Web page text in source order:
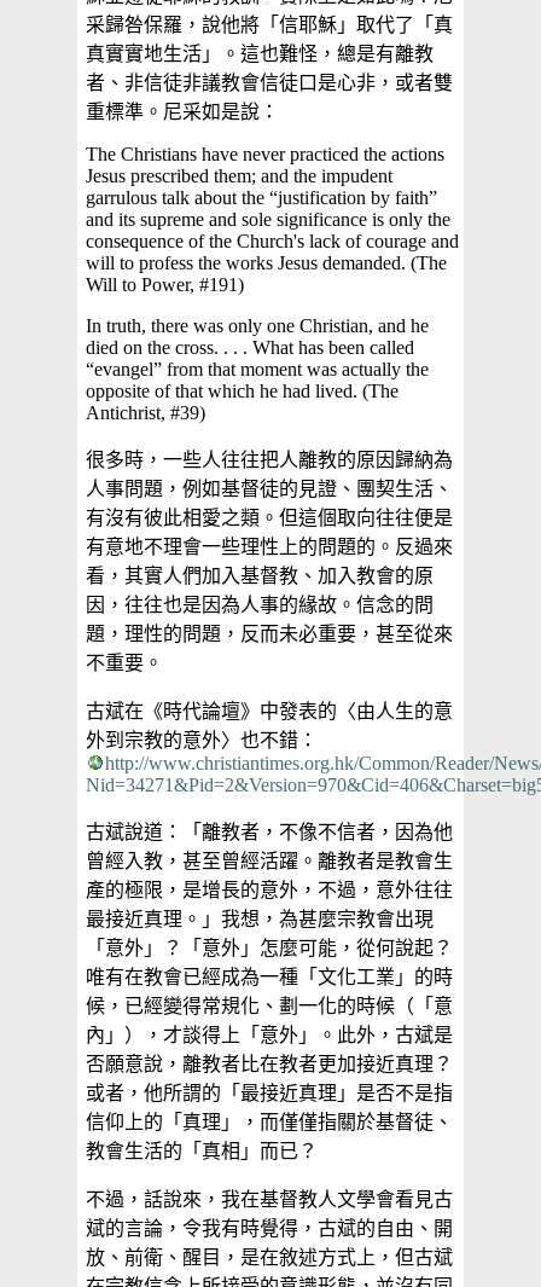
采歸咎保羅，說他將「信耶穌」取代了「真
真實實地生活」。這也難怪，總是有離教
者、非信徒非議教會信徒口是心非，或者雙
重標準。尼采如是說：
The Christians have never practiced the actions
Jesus prescribed them; and the impudent
garrulous talk about the “justification by faith”
and its supreme and sole significance is only the
consequence of the Church's lack of courage and
will to profess the works Jesus demanded. (The
Will to Power, #191)
In truth, there was only one Christian, and he
died on the cross. . . . What has been called
“evangel” from that moment was actually the
opposite of that which he had lived. (The
Antichrist, #39)
很多時，一些人往往把人離教的原因歸納為
人事問題，例如基督徒的見證、團契生活、
有沒有彼此相愛之類。但這個取向往往便是
有意地不理會一些理性上的問題的。反過來
看，其實人們加入基督教、加入教會的原
因，往往也是因為人事的緣故。信念的問
題，理性的問題，反而未必重要，甚至從來
不重要。
古斌在《時代論壇》中發表的〈由人生的意
外到宗教的意外〉也不錯：
http://www.christiantimes.org.hk/Common/Reader/
古斌說道：「離教者，不像不信者，因為他
曾經入教，甚至曾經活躍。離教者是教會生
產的極限，是增長的意外，不過，意外往往
最接近真理。」我想，為甚麼宗教會出現
「意外」？「意外」怎麼可能，從何說起？
唯有在教會已經成為一種「文化工業」的時
候，已經變得常規化、劃一化的時候（「意
內」），才談得上「意外」。此外，古斌是
否願意說，離教者比在教者更加接近真理？
或者，他所謂的「最接近真理」是否不是指
信仰上的「真理」，而僅僅指關於基督徒、
教會生活的「真相」而已？
不過，話說來，我在基督教人文學會看見古
斌的言論，令我有時覺得，古斌的自由、開
放、前衛、醒目，是在敘述方式上，但古斌